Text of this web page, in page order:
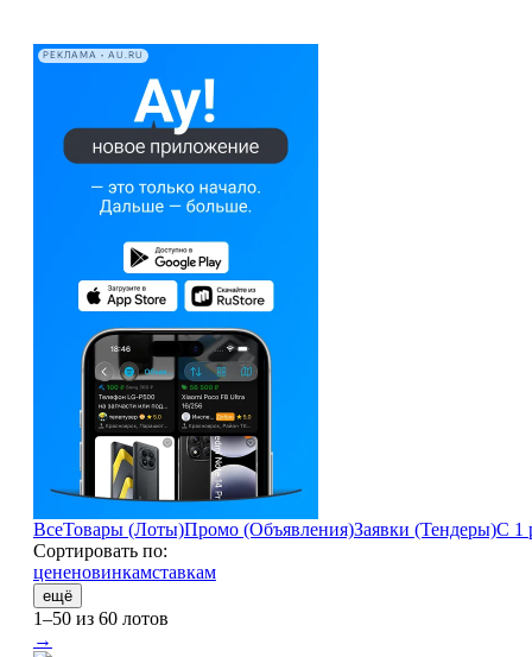
РЕКЛАМА • AU.RU
ВсеТовары (Лоты)Промо (Объявления)Заявки (Тендеры)С 1
Сортировать по:
цененовинкамставкам
ещё
1–50 из 60 лотов
→